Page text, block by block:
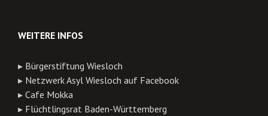
WEITERE INFOS
▸ Bürgerstiftung Wiesloch
▸ Netzwerk Asyl Wiesloch auf Facebook
▸ Cafe Mokka
▸ Flüchtlingsrat Baden-Württemberg